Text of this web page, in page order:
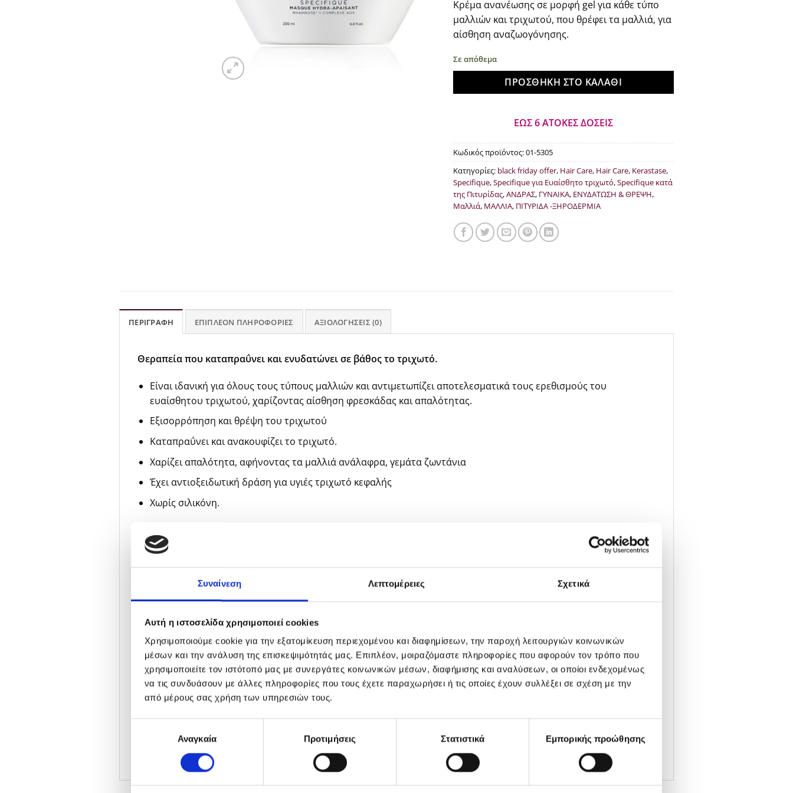
Συναίνεση Λεπτομέρειες Σχετικά
Αυτή η ιστοσελίδα χρησιμοποιεί cookies
Χρησιμοποιούμε cookie για την εξατομίκευση περιεχομένου και διαφημίσεων, την παροχή λειτουργιών κοινωνικών
μέσων και την ανάλυση της επισκεψιμότητάς μας. Επιπλέον, μοιραζόμαστε πληροφορίες που αφορούν τον τρόπο που
χρησιμοποιείτε τον ιστότοπό μας με συνεργάτες κοινωνικών μέσων, διαφήμισης και αναλύσεων, οι οποίοι ενδεχομένως
να τις συνδυάσουν με άλλες πληροφορίες που τους έχετε παραχωρήσει ή τις οποίες έχουν συλλέξει σε σχέση με την
από μέρους σας χρήση των υπηρεσιών τους.
συγκατάθεσηςΑναγκαία Προτιμήσεις Στατιστικά Εμπορικής προώθησης
was:
€52.30.
τιμή
είναι:
€41.84.
Κρέμα ανανέωσης σε μορφή gel για κάθε τύπο
μαλλιών και τριχωτού, που θρέφει τα μαλλιά, για
αίσθηση αναζωογόνησης.
Σε απόθεμα
ΠΡΟΣΘΉΚΗ ΣΤΟ ΚΑΛΆΘΙ
ΕΩΣ 6 ΑΤΟΚΕΣ ΔΟΣΕΙΣ
Κωδικός προϊόντος:01-5305
Κατηγορίες: black friday offer, Hair Care, Hair Care, Kerastase,
Specifique,Specifique για Ευαίσθητο τριχωτό,Specifique κατά
της Πιτυρίδας,ΑΝΔΡΑΣ, ΓΥΝΑΙΚΑ, ΕΝΥΔΑΤΩΣΗ & ΘΡΕΨΗ,
Μαλλιά, ΜΑΛΛΙΑ, ΠΙΤΥΡΙΔΑ -ΞΗΡΟΔΕΡΜΙΑ
ΠΕΡΙΓΡΑΦΉ ΕΠΙΠΛΈΟΝ ΠΛΗΡΟΦΟΡΊΕΣ ΑΞΙΟΛΟΓΉΣΕΙΣ (0)
Θεραπεία που καταπραΰνει και ενυδατώνει σε βάθος το τριχωτό.
Είναι ιδανική για όλους τους τύπους μαλλιών και αντιμετωπίζει αποτελεσματικά τους ερεθισμούς του
ευαίσθητου τριχωτού, χαρίζοντας αίσθηση φρεσκάδας και απαλότητας.
Εξισορρόπηση και θρέψη του τριχωτού
Καταπραΰνει και ανακουφίζει το τριχωτό.
Χαρίζει απαλότητα, αφήνοντας τα μαλλιά ανάλαφρα, γεμάτα ζωντάνια
Έχει αντιοξειδωτική δράση για υγιές τριχωτό κεφαλής
Χωρίς σιλικόνη.
L-Καρνοσίνη:
Συμπυκνωμένο αντιοξειδωτικό για πρόληψη των διαταραχών που προκαλούνται από εξωτερικές
επιθέσεις όπως η ρύπανση, ο καπνός του τσιγάρου και η έκθεση στον ήλιο.
Ισχυρό αντιοξειδωτικό που καταπολεμά τις εξωτερικές επιθέσεις, ενώ παράλληλα προστατεύει τα
Moringa:Εμποδίζει την προσκόλληση των ρύπων στην τρίχα, κάνοντας τα μαλλιά λαμπερά και ευκολοχτένιστα.
Χωρίς σιλικόνη.
Συμβουλές για την εφαρμογή:
Εφαρμόστε στο τριχωτό, σε βρεγμένα μαλλιά.
Απλώστε σε όλο το μήκος των μαλλιών κάνοντας μασάζ.
Αφήστε να δράσει για 3 λεπτά και στη συνέχεια ξεβγάλτε.